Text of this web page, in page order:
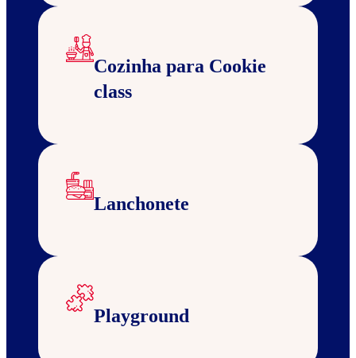
Cozinha para Cookie
class
Lanchonete
Playground